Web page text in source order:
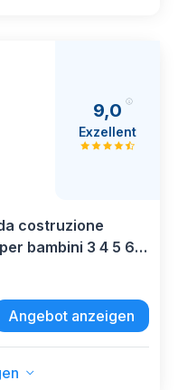
9,0
Exzellent
costruzione
bambini 3 4 5 6
magnete
da 3 4 5 6 anni
Angebot anzeigen